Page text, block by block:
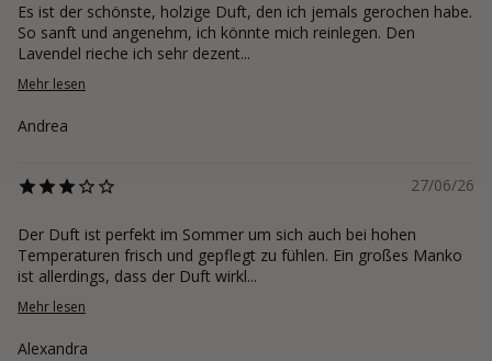
Es ist der schönste, holzige Duft, den ich jemals gerochen habe.
So sanft und angenehm, ich könnte mich reinlegen. Den
Lavendel rieche ich sehr dezent...
Mehr lesen
Andrea
27/06/26
Der Duft ist perfekt im Sommer um sich auch bei hohen
Temperaturen frisch und gepflegt zu fühlen. Ein großes Manko
ist allerdings, dass der Duft wirkl...
Mehr lesen
Alexandra